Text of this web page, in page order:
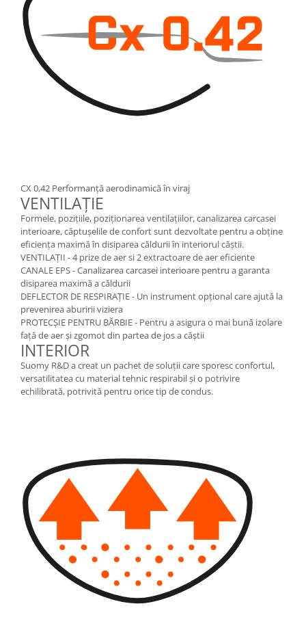
CX 0,42 Performanță aerodinamică în viraj
VENTILAȚIE
Formele, pozițiile, poziționarea ventilațiilor, canalizarea carcasei
interioare, căptușelile de confort sunt dezvoltate pentru a obține
eficiența maximă în disiparea căldurii în interiorul căștii.
VENTILAȚII -4 prize de aer si 2 extractoare de aer eficiente
CANALE EPS -Canalizarea carcasei interioare pentru a garanta
disiparea maximă a căldurii
DEFLECTOR DE RESPIRAȚIE - Un instrument opțional care ajută la
prevenirea aburirii viziera
PROTECȘIE PENTRU BĂRBIE - Pentru a asigura o mai bună izolare
față de aer și zgomot din partea de jos a căștii
INTERIOR
Suomy R&D a creat un pachet de soluții care sporesc confortul,
versatilitatea cu material tehnic respirabil și o potrivire
echilibrată, potrivită pentru orice tip de condus.